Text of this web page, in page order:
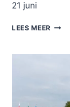
21 juni
LEES MEER